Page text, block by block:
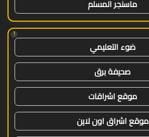
ماسنجر المسلم
!
ضوء التعليمي
صحيفة برق
موقع اشراقات
موقع اشراق اون لاين